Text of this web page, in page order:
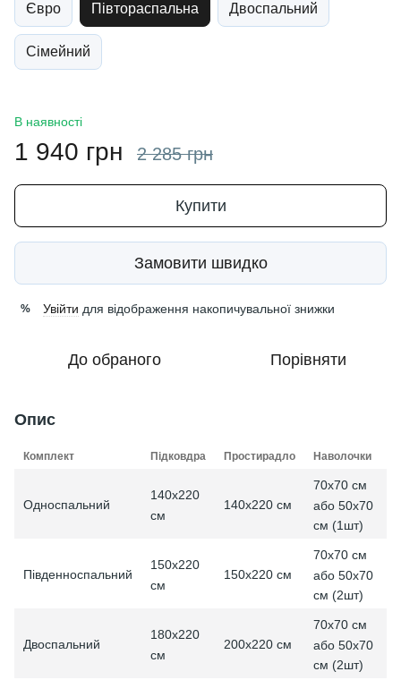
Євро Півтораспальна Двоспальний
Сімейний
В наявності
1 940 грн 2 285 грн
Купити
Замовити швидко
% Увійти для відображення накопичувальної знижки
До обраного Порівняти
Опис
Комплект Підковдра Простирадло Наволочки
Односпальний
140х220
см
140х220 см
70x70 см
або 50x70
см (1шт)
Південноспальний
150х220
см
150х220 см
70x70 см
або 50x70
см (2шт)
Двоспальний
180х220
см
200х220 см
70x70 см
або 50x70
см (2шт)